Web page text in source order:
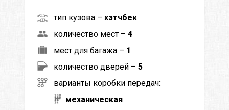
тип кузова – хэтчбек
количество мест – 4
мест для багажа – 1
количество дверей – 5
варианты коробки передач:
механическая